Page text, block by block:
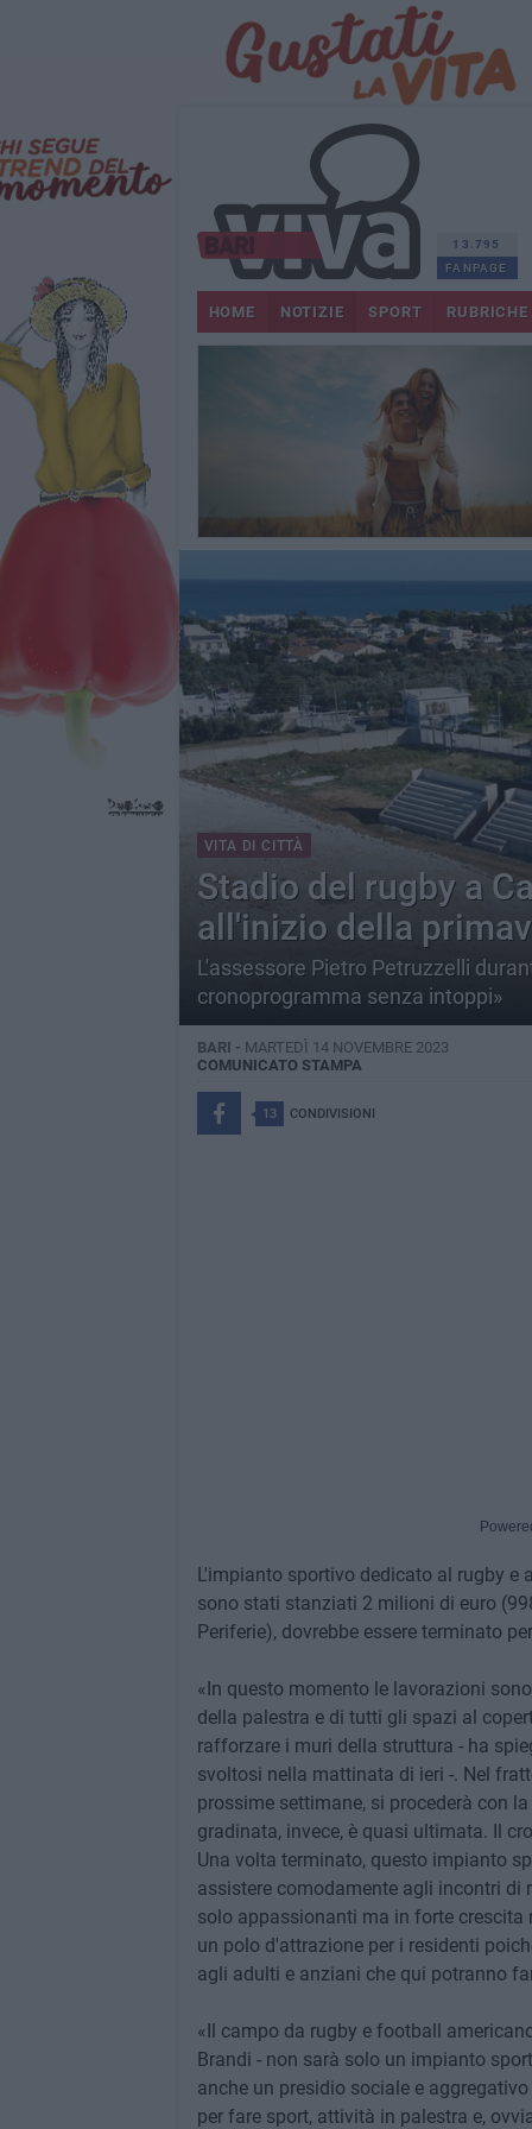
13.795
FANPAGE
HOME NOTIZIE SPORT RUBRICHE
VITA DI CITTÀ
Stadio del rugby a
all'inizio della
L'assessore Pietro Petruzzelli
cronoprogramma senza intoppi»
BARI - MARTEDÌ 14 NOVEMBRE 2023
COMUNICATO STAMPA
13 CONDIVISIONI
L'impianto sportivo dedicato al rugby e
sono stati stanziati 2 milioni di euro
Periferie), dovrebbe essere terminato
«In questo momento le lavorazioni
della palestra e di tutti gli spazi al
rafforzare i muri della struttura - ha
svoltosi nella mattinata di ieri -. Nel
prossime settimane, si procederà con
gradinata, invece, è quasi ultimata. Il
Una volta terminato, questo impianto
assistere comodamente agli incontri di
solo appassionanti ma in forte crescita
un polo d'attrazione per i residenti
agli adulti e anziani che qui potranno
«Il campo da rugby e football
Brandi - non sarà solo un impianto
anche un presidio sociale e
per fare sport, attività in palestra e,